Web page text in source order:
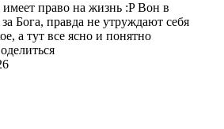
имеет право на жизнь :P Вон в
Бога, правда не утруждают себя
а тут все ясно и понятно